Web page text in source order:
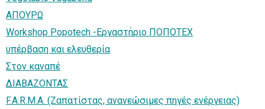
ΑΠΟΥΡΩ
Workshop Popotech -Εργαστήριο ΠΟΠΟΤΕΧ
υπέρβαση και ελευθερία
Στον καναπέ
ΔΙΑΒΑΖΟΝΤΑΣ
F.A.R.M.A. (Ζαπατίστας, ανανεώσιμες πηγές ενέργειας)